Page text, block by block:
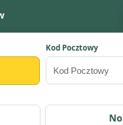
Kod Pocztowy
No